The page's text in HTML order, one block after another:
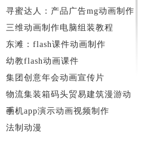
寻蜜达人：产品广告mg动画制作
三维动画制作电脑组装教程
东滩：flash课件动画制作
幼教flash动画课件
集团创意年会动画宣传片
物流集装箱码头贸易建筑漫游动
画
手机app演示动画视频制作
法制动漫